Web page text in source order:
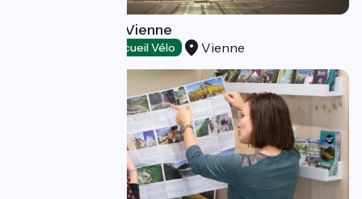
Tourist office of Vienne
Accueil Vélo Vienne